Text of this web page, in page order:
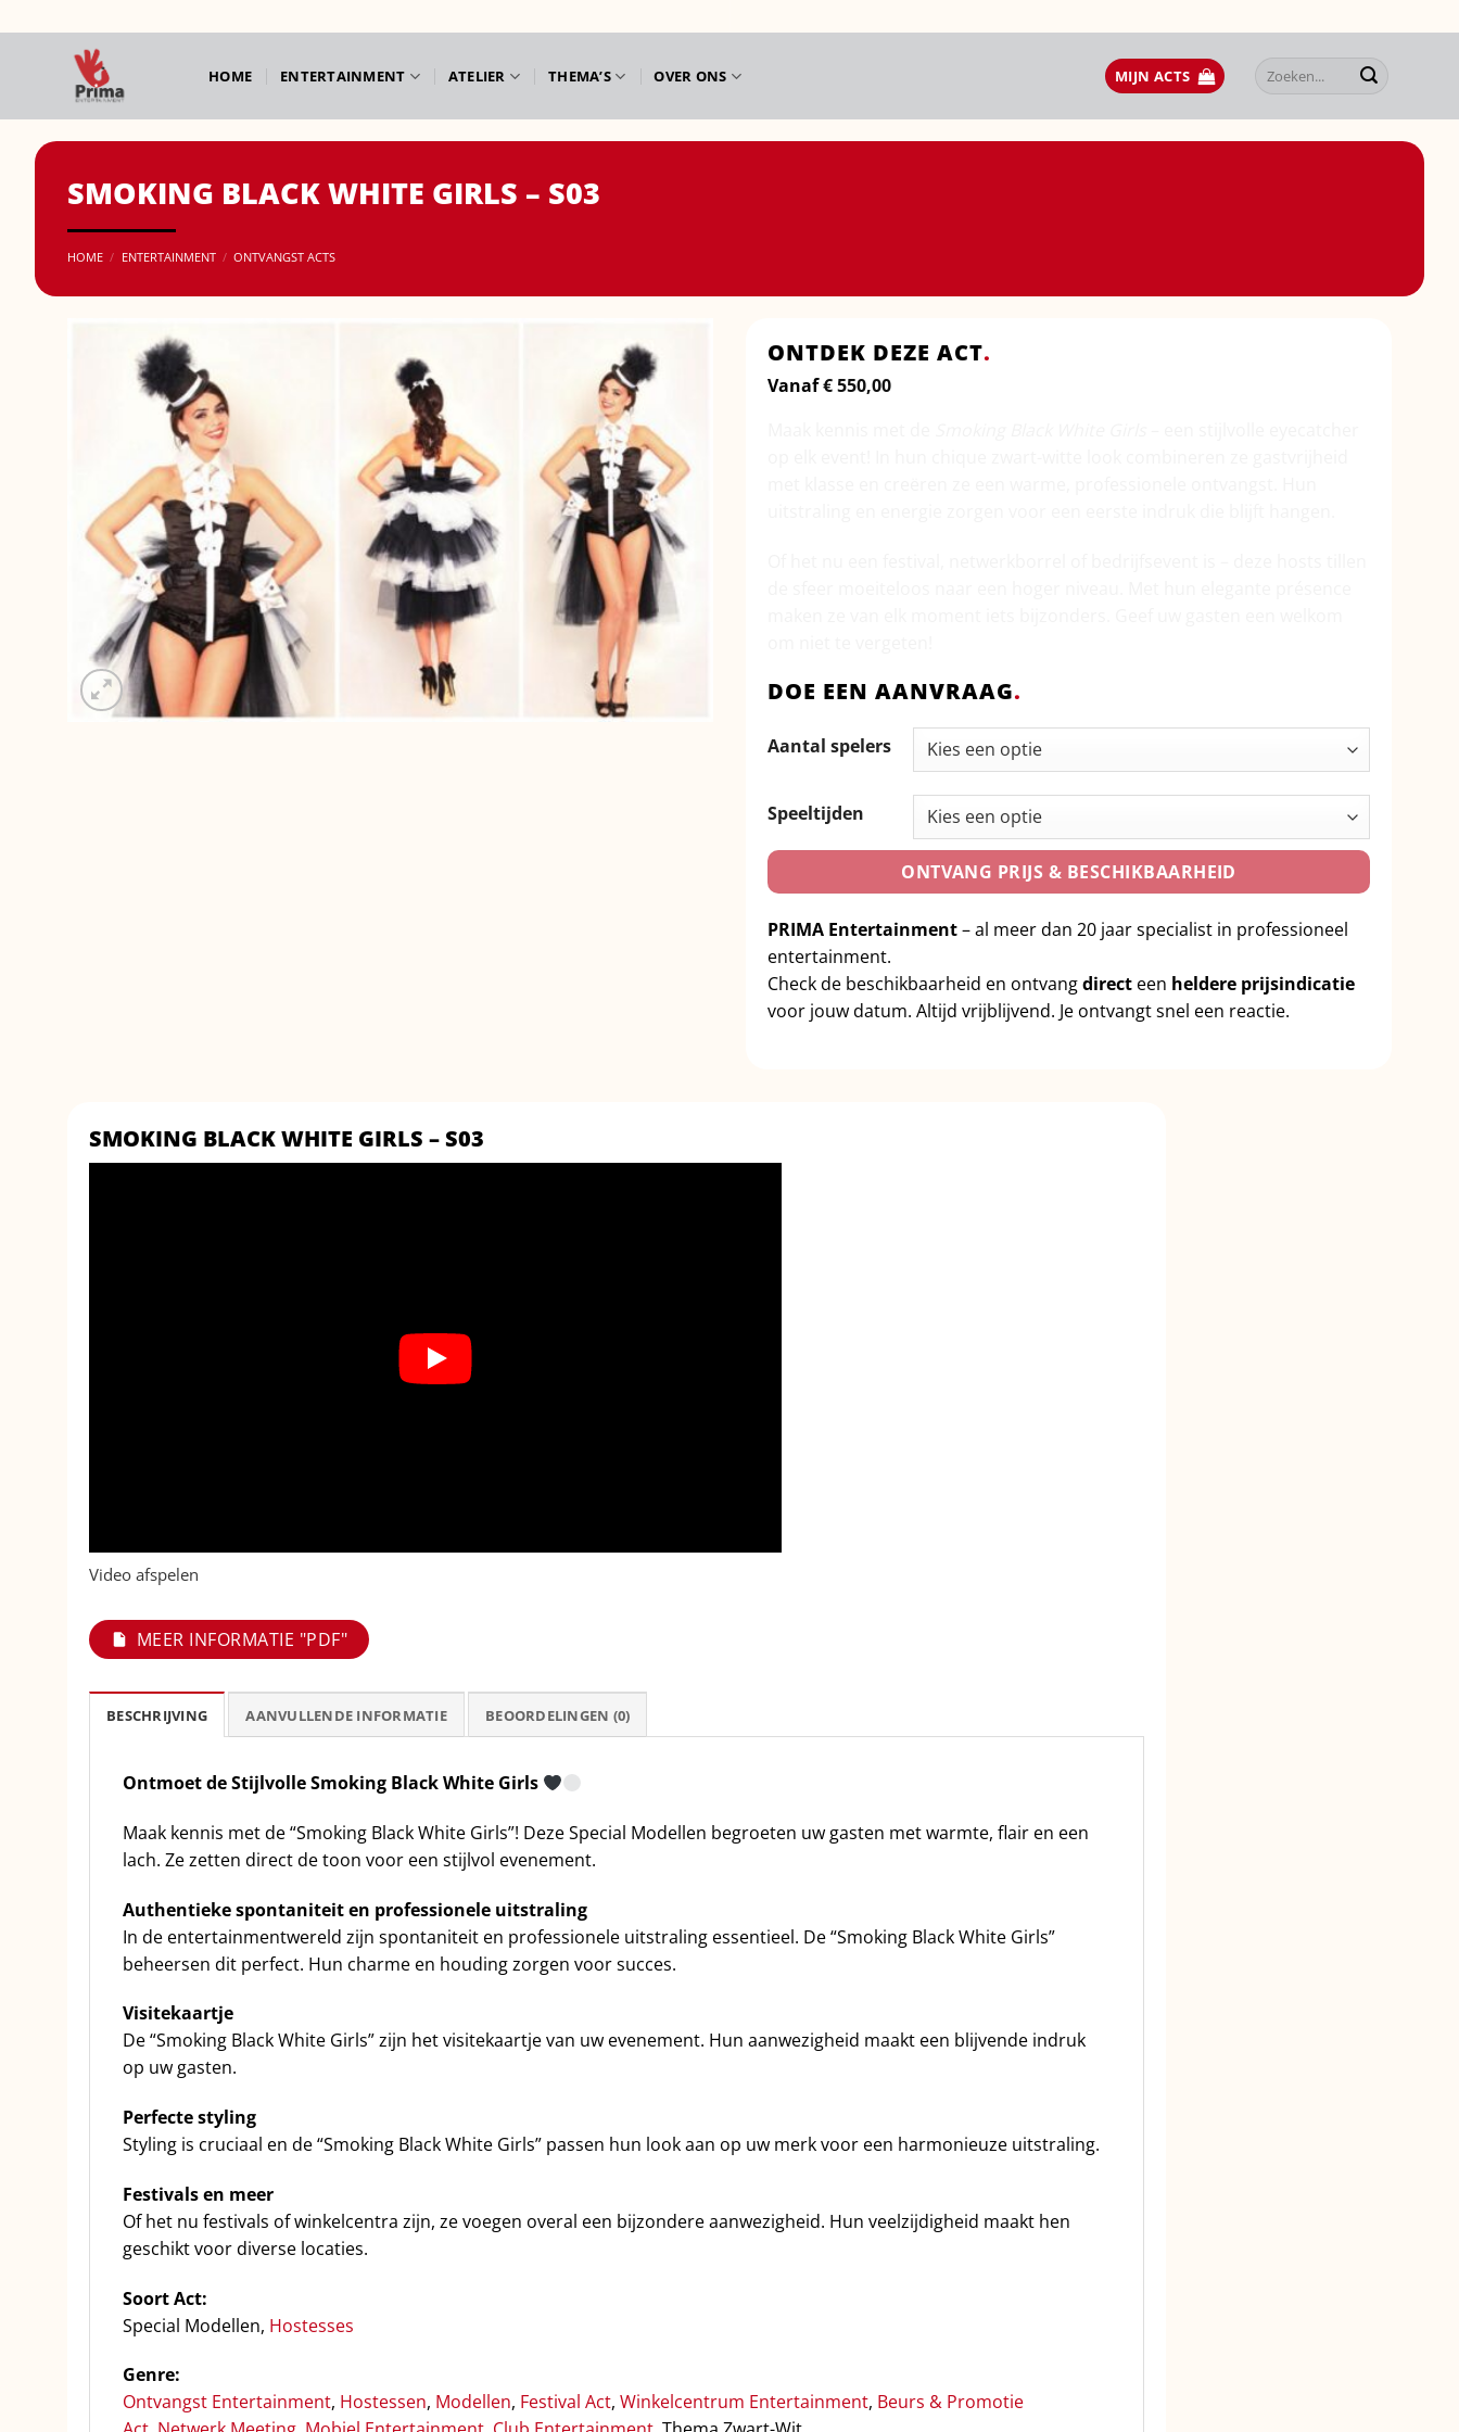
naar
HOME ENTERTAINMENT ATELIER THEMA’S OVER ONS MIJN ACTS
Zoeken
naar:
SMOKING BLACK WHITE GIRLS – S03
HOME / ENTERTAINMENT / ONTVANGST ACTS
ONTDEK DEZE ACT.
Vanaf€550,00
DOE EEN AANVRAAG.
Aantal spelers
Speeltijden
ONTVANG PRIJS & BESCHIKBAARHEID
PRIMA Entertainment– al meer dan 20 jaar specialist in professioneel
entertainment.
Check de beschikbaarheid en ontvangdirect een heldere prijsindicatie
voor jouw datum. Altijd vrijblijvend. Je ontvangt snel een reactie.
SMOKING BLACK WHITE GIRLS – S03
Video afspelen
MEER INFORMATIE "PDF"
BESCHRIJVING AANVULLENDE INFORMATIE BEOORDELINGEN (0)
Ontmoet de Stijlvolle Smoking Black White Girls
Maak kennis met de “Smoking Black White Girls”! Deze Special Modellen begroeten uw gasten met warmte, flair en een
lach. Ze zetten direct de toon voor een stijlvol evenement.
Authentieke spontaniteit en professionele uitstraling
In de entertainmentwereld zijn spontaniteit en professionele uitstraling essentieel. De “Smoking Black White Girls”
beheersen dit perfect. Hun charme en houding zorgen voor succes.
Visitekaartje
De “Smoking Black White Girls” zijn het visitekaartje van uw evenement. Hun aanwezigheid maakt een blijvende indruk
op uw gasten.
Perfecte styling
Styling is cruciaal en de “Smoking Black White Girls” passen hun look aan op uw merk voor een harmonieuze uitstraling.
Festivals en meer
Of het nu festivals of winkelcentra zijn, ze voegen overal een bijzondere aanwezigheid. Hun veelzijdigheid maakt hen
geschikt voor diverse locaties.
Soort Act:
Special Modellen, Hostesses
Genre:
Ontvangst Entertainment, Hostessen, Modellen, Festival Act, Winkelcentrum Entertainment, Beurs & Promotie